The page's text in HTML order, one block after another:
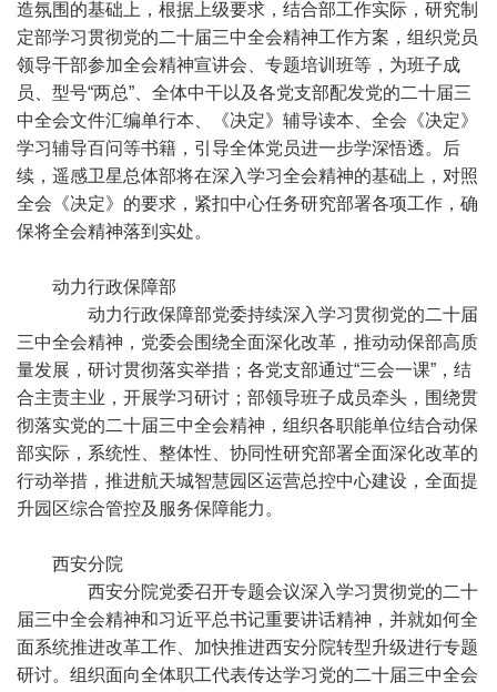
造氛围的基础上，根据上级要求，结合部工作实际，研究制
定部学习贯彻党的二十届三中全会精神工作方案，组织党员
领导干部参加全会精神宣讲会、专题培训班等，为班子成
员、型号“两总”、全体中干以及各党支部配发党的二十届三
中全会文件汇编单行本、《决定》辅导读本、全会《决定》
学习辅导百问等书籍，引导全体党员进一步学深悟透。后
续，遥感卫星总体部将在深入学习全会精神的基础上，对照
全会《决定》的要求，紧扣中心任务研究部署各项工作，确
保将全会精神落到实处。
动力行政保障部
动力行政保障部党委持续深入学习贯彻党的二十届
三中全会精神，党委会围绕全面深化改革，推动动保部高质
量发展，研讨贯彻落实举措；各党支部通过“三会一课”，结
合主责主业，开展学习研讨；部领导班子成员牵头，围绕贯
彻落实党的二十届三中全会精神，组织各职能单位结合动保
部实际，系统性、整体性、协同性研究部署全面深化改革的
行动举措，推进航天城智慧园区运营总控中心建设，全面提
升园区综合管控及服务保障能力。
西安分院
西安分院党委召开专题会议深入学习贯彻党的二十
届三中全会精神和习近平总书记重要讲话精神，并就如何全
面系统推进改革工作、加快推进西安分院转型升级进行专题
研讨。组织面向全体职工代表传达学习党的二十届三中全会